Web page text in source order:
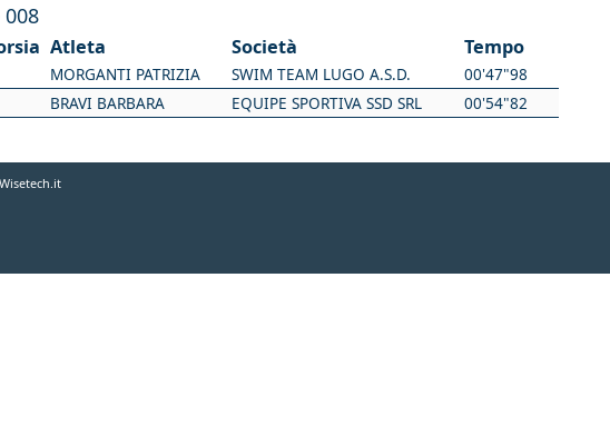
008
Atleta Società Tempo
MORGANTI PATRIZIA SWIM TEAM LUGO A.S.D.
00'47"98
BRAVI BARBARA EQUIPE SPORTIVA SSD SRL 00'54"82